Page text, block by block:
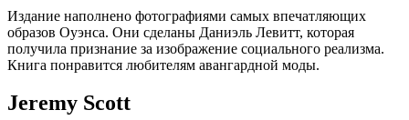
Издание наполнено фотографиями самых впечатляющих
образов Оуэнса. Они сделаны Даниэль Левитт, которая
получила признание за изображение социального реализма.
Книга понравится любителям авангардной моды.
Jeremy Scott